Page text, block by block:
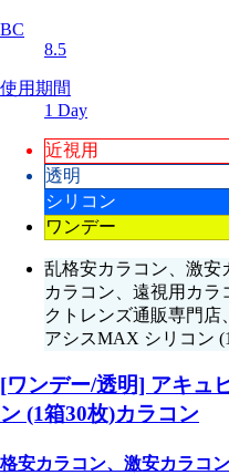
BC
8.5
使用期間
1 Day
近視用
透明
シリコン
ワンデー
乱格安カラコン、激安
カラコン、遠視用カラ
クトレンズ通販専門
アシスMAX シリコン
[ワンデー/透明] アキュ
ン (1箱30枚)カラコン
格安カラコン、激安カラコ